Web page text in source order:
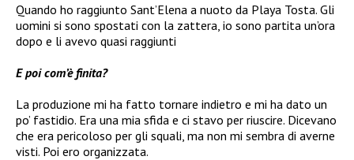
Quando ho raggiunto Sant’Elena a nuoto da Playa Tosta. Gli
uomini si sono spostati con la zattera, io sono partita un’ora
dopo e li avevo quasi raggiunti
E poi com’è finita?
La produzione mi ha fatto tornare indietro e mi ha dato un
po’ fastidio. Era una mia sfida e ci stavo per riuscire. Dicevano
che era pericoloso per gli squali, ma non mi sembra di averne
visti. Poi ero organizzata.